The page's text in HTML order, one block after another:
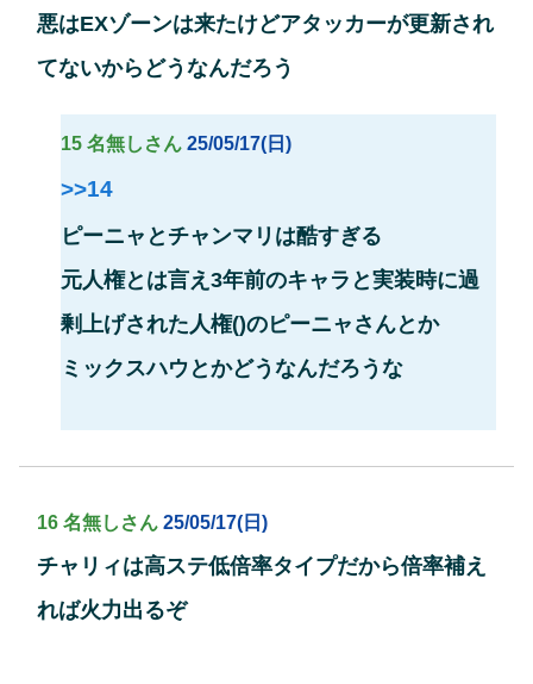
悪はEXゾーンは来たけどアタッカーが更新され
てないからどうなんだろう
15 名無しさん 25/05/17(日)
>>14
ピーニャとチャンマリは酷すぎる
元人権とは言え3年前のキャラと実装時に過
剰上げされた人権()のピーニャさんとか
ミックスハウとかどうなんだろうな
16 名無しさん 25/05/17(日)
チャリィは高ステ低倍率タイプだから倍率補え
れば火力出るぞ